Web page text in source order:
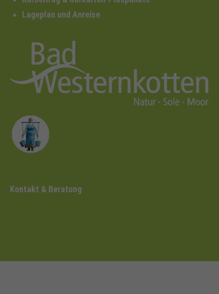
Lageplan und Anreise
Kontakt & Beratung